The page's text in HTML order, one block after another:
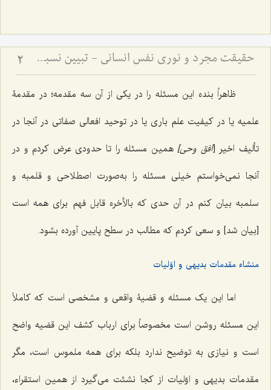
حقیقت مجرد و نوری نفس انسانی - تبیین نسبت میان روح و ماده در دیدگاه عرفانی و فلسفی 2
ظاهراً بنده این مسئله را در یکى از آن سه مقدمه؛ در مقدمۀ
علمیه یا در کیفیت علم بارى یا در توحید افعالى صفاتى در آنجا در
تألیف اخیر [افق وحى]همین مسئله را تا حدودى عرض کردم و در
آنجا نمى‌خواستم خیلى مسئله را به‌صورت اصطلاحى و قلمبه و
سلمبه بیان کنم در آن حدى که بالأخره قابل فهم براى همه است
[بیان شد] و سعى کردم که مطالب در سطح پایین آورده بشود.
منشاء مقدمات بدیهى و اوّلیات
اما این یک مسئله و قضیۀ واقعى و مشخصى است که کاملاً
این مسئله روشن است مخصوصاً براى ارباب کشف این قضیه واضح
است و نیازى به توضیح ندارد بلکه براى همه ملموس است، مگر
مقدمات بدیهى و اوّلیات از کجا نشئت مى‌گیرد از همین استقراء،